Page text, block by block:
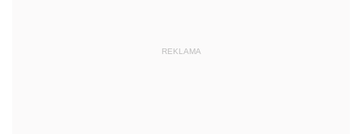
REKLAMA